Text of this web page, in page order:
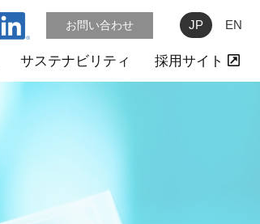
お問い合わせ JP EN
サステナビリティ 採用サイト